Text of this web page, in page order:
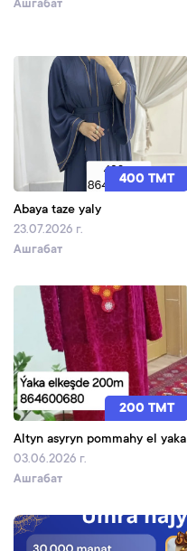
Ашгабат
400 TMT
Abaya taze yaly
23.07.2026 г.
Ашгабат
200 TMT
Altyn asyryn pommahy el yaka
03.06.2026 г.
Ашгабат